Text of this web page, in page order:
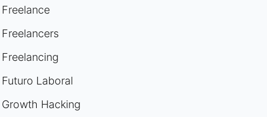
Freelance
Freelancers
Freelancing
Futuro Laboral
Growth Hacking